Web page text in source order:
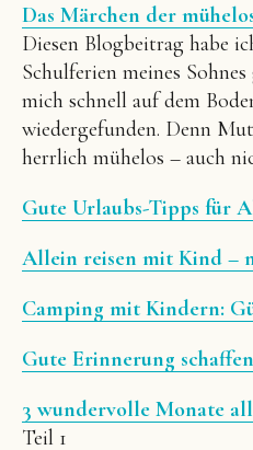
Das Märchen der
Diesen Blogbeitrag habe
Schulferien meines
mich schnell auf dem
wiedergefunden. Denn
herrlich mühelos – auch
Gute Urlaubs-Tipps für
Allein reisen mit Kind –
Camping mit Kindern:
Gute Erinnerung
3 wundervolle Monate
Teil 1